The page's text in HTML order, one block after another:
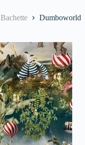
Bachette Dumboworld